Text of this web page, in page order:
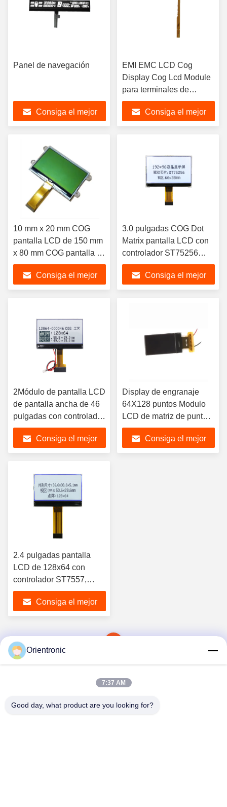
Panel de navegación
Consiga el mejor
EMI EMC LCD Cog
Display Cog Lcd Module
para terminales de
cajeros automáticos de
punto de venta,segmento
de pantalla de
Consiga el mejor
10 mm x 20 mm COG
pantalla LCD de 150 mm
x 80 mm COG pantalla de
segmento 500 Cd/M2,
pantalla de segmento de
LCD, segmento de LCD
Consiga el mejor
3.0 pulgadas COG Dot
Matrix pantalla LCD con
controlador ST75256
Seleccione pantalla
desnuda o módulo
Consiga el mejor
2Módulo de pantalla LCD
de pantalla ancha de 46
pulgadas con controlador
ST7567, fondo blanco
sobre azul de 3.3V,
conector de 30 pines
Consiga el mejor
Display de engranaje
64X128 puntos Modulo
LCD de matriz de puntos
Manual,segmento de
pantalla de
LCD,segmento de
Consiga el mejor
2.4 pulgadas pantalla
LCD de 128x64 con
controlador ST7557,
interfaz SPI
Consiga el mejor
Orientronic
7:37 AM
Good day, what product are you looking for?